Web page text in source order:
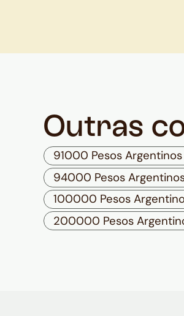
Outras
91000 Pesos Argentinos
94000 Pesos
100000 Pesos
200000 Pesos